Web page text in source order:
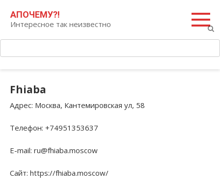
контенту
АПОЧЕМУ?!
Интересное так неизвестно
Fhiaba
Адрес: Москва, Кантемировская ул, 58
Телефон: +74951353637
E-mail: ru@fhiaba.moscow
Сайт: https://fhiaba.moscow/